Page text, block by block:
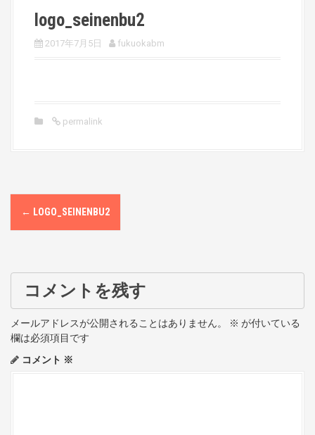
logo_seinenbu2
2017年7月5日 fukuokabm
permalink
P
o
n
a
v
← LOGO_SEINENBU2
コメントを残す
メールアドレスが公開されることはありません。 ※ が付いている
欄は必須項目です
コメント ※